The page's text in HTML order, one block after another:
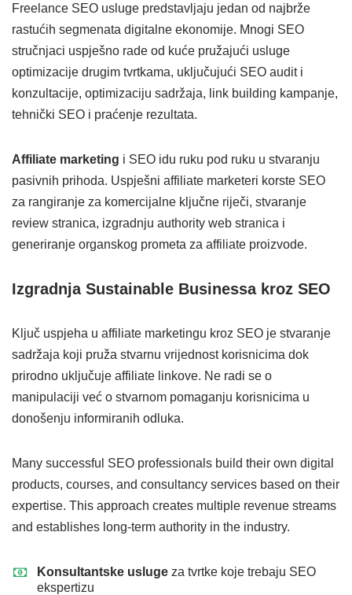
Freelance SEO usluge predstavljaju jedan od najbrže
rastućih segmenata digitalne ekonomije. Mnogi SEO
stručnjaci uspješno rade od kuće pružajući usluge
optimizacije drugim tvrtkama, uključujući SEO audit i
konzultacije, optimizaciju sadržaja, link building kampanje,
tehnički SEO i praćenje rezultata.
Affiliate marketing i SEO idu ruku pod ruku u stvaranju
pasivnih prihoda. Uspješni affiliate marketeri korste SEO
za rangiranje za komercijalne ključne riječi, stvaranje
review stranica, izgradnju authority web stranica i
generiranje organskog prometa za affiliate proizvode.
Izgradnja Sustainable Businessa kroz SEO
Ključ uspjeha u affiliate marketingu kroz SEO je stvaranje
sadržaja koji pruža stvarnu vrijednost korisnicima dok
prirodno uključuje affiliate linkove. Ne radi se o
manipulaciji već o stvarnom pomaganju korisnicima u
donošenju informiranih odluka.
Many successful SEO professionals build their own digital
products, courses, and consultancy services based on their
expertise. This approach creates multiple revenue streams
and establishes long-term authority in the industry.
Konsultantske usluge za tvrtke koje trebaju SEO
ekspertizu